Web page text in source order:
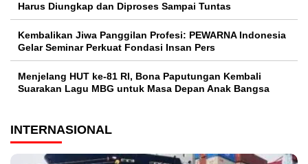
Harus Diungkap dan Diproses Sampai Tuntas
Kembalikan Jiwa Panggilan Profesi: PEWARNA Indonesia
Gelar Seminar Perkuat Fondasi Insan Pers
Menjelang HUT ke-81 RI, Bona Paputungan Kembali
Suarakan Lagu MBG untuk Masa Depan Anak Bangsa
INTERNASIONAL